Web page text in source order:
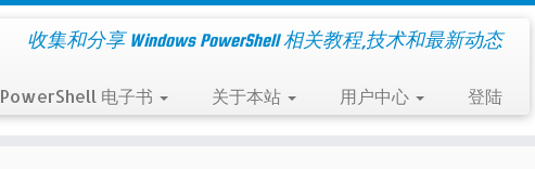
收集和分享 Windows PowerShell 相关教程,技术和最新动态
PowerShell 电子书 关于本站 用户中心 登陆